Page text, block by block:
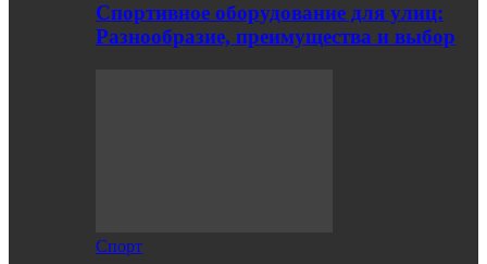
Спортивное оборудование для улиц:
Разнообразие, преимущества и выбор
Спорт